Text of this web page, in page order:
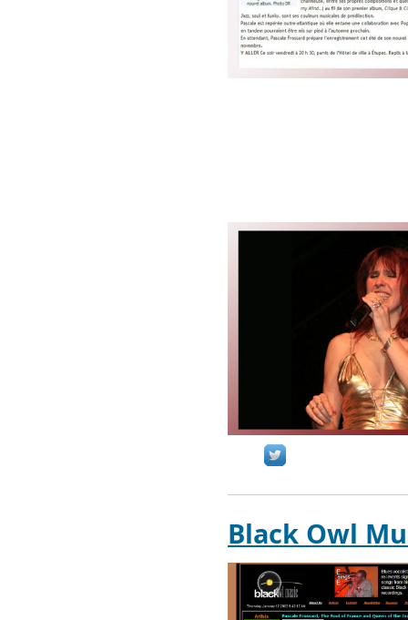
Black Owl